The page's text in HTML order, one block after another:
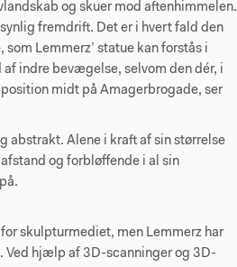
og skuer mod aftenhimmelen.
fremdrift. Det er i hvert fald den
Lemmerz’ statue kan forstås i
af indre bevægelse, selvom den dér, i
midt på Amagerbrogade, ser
abstrakt. Alene i kraft af sin størrelse
og forbløffende i al sin
skulpturmediet, men Lemmerz har
Ved hjælp af 3D-scanninger og 3D-